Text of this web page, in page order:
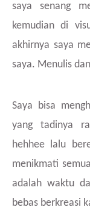
saya senang
kemudian di
akhirnya saya
saya. Menulis
Saya bisa
yang tadinya
hehhee lalu
menikmati
adalah waktu
bebas berkreasi